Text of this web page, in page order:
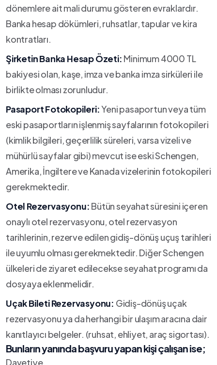
dönemlere ait mali durumu gösteren evraklardır.
Banka hesap dökümleri, ruhsatlar, tapular ve kira
kontratları.
Şirketin Banka Hesap Özeti: Minimum 4000 TL
bakiyesi olan, kaşe, imza ve banka imza sirküleri ile
birlikte olması zorunludur.
Pasaport Fotokopileri:Yeni pasaportun veya tüm
eski pasaportların işlenmiş sayfalarının fotokopileri
(kimlik bilgileri, geçerlilik süreleri, varsa vizeli ve
mühürlü sayfalar gibi) mevcut ise eski Schengen,
Amerika, İngiltere ve Kanada vizelerinin fotokopileri
gerekmektedir.
Otel Rezervasyonu: Bütün seyahat süresini içeren
onaylı otel rezervasyonu, otel rezervasyon
tarihlerinin, rezerve edilen gidiş-dönüş uçuş tarihleri
ile uyumlu olması gerekmektedir. Diğer Schengen
ülkeleri de ziyaret edilecekse seyahat programı da
dosyaya eklenmelidir.
Uçak Bileti Rezervasyonu: Gidiş-dönüş uçak
rezervasyonu ya da herhangi bir ulaşım aracına dair
kanıtlayıcı belgeler. (ruhsat, ehliyet, araç sigortası).
Bunların yanında başvuru yapan kişi çalışan ise;
Davetiye,